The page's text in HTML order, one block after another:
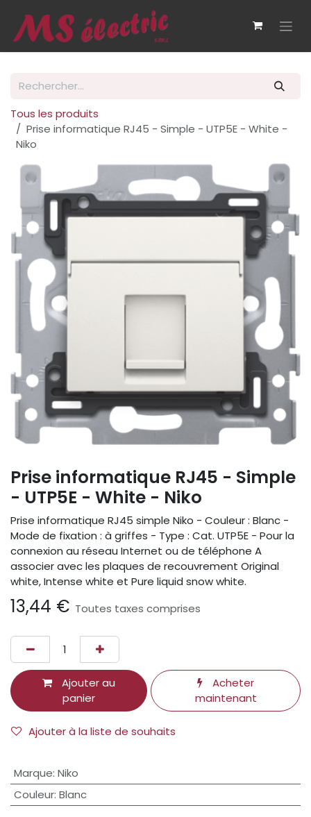
Tous les produits
Prise informatique RJ45 - Simple - UTP5E - White -
Niko
Prise informatique RJ45 - Simple
- UTP5E - White - Niko
Prise informatique RJ45 simple Niko - Couleur : Blanc -
Mode de fixation : à griffes - Type : Cat. UTP5E - Pour la
connexion au réseau Internet ou de téléphone A
associer avec les plaques de recouvrement Original
white, Intense white et Pure liquid snow white.
13,44 € Toutes taxes comprises
Ajouter au
panier
Acheter
maintenant
Ajouter à la liste de souhaits
Marque: Niko
Couleur: Blanc